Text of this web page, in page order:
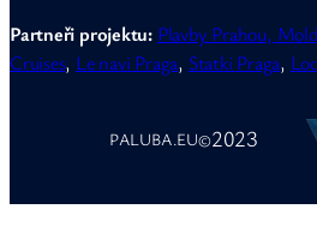
Partneři projektu: Plavby Prahou,
Cruises, Le navi Praga, Statki Praga,
PALUBA.EU©2023